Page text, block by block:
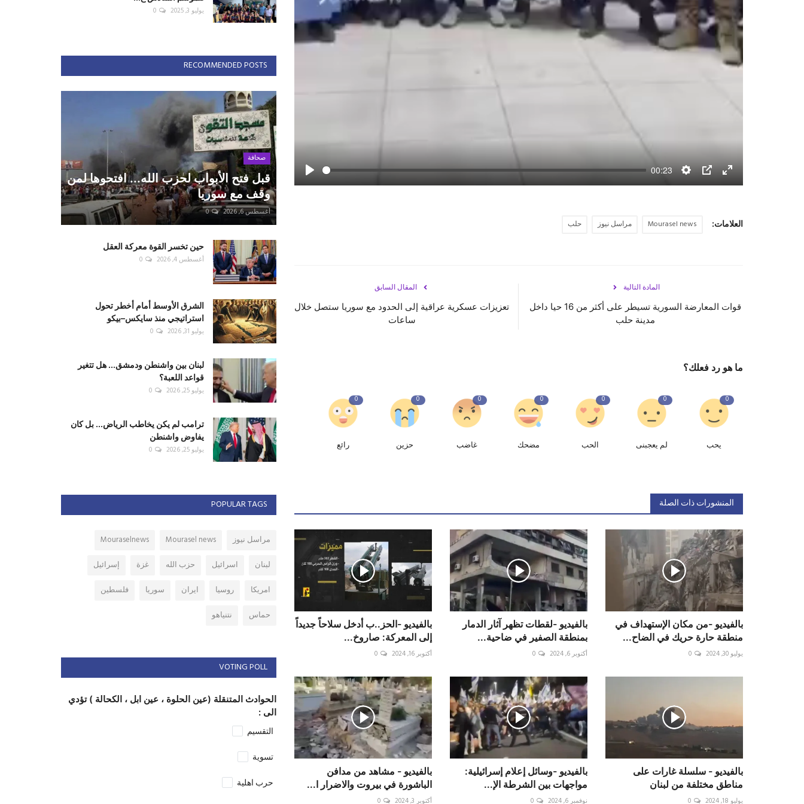
Play
00:23
Settings
PIP
العلامات: Mourasel news مراسل نيوز حلب
المقال السابق
تعزيزات عسكرية عراقية إلى الحدود مع سوريا ستصل خلال
ساعات
المادة التالية
قوات المعارضة السورية تسيطر على أكثر من 16 حيا داخل
مدينة حلب
ما هو رد فعلك؟
0
يحب
0
لم يعجبنى
0
الحب
0
مضحك
0
غاضب
0
حزين
0
رائع
المنشورات ذات الصلة
بالفيديو -من مكان الإستهداف في
منطقة حارة حريك في الضاح...
يوليو 30, 2024 0
بالفيديو -لقطات تظهر آثار الدمار
بمنطقة الصفير في ضاحية...
أكتوبر 6, 2024 0
بالفيديو -الحز..ب أدخل سلاحاً جديداً
إلى المعركة: صاروخ...
أكتوبر 16, 2024 0
بالفيديو - سلسلة غارات على
مناطق مختلفة من لبنان
يوليو 18, 2024 0
بالفيديو -وسائل إعلام إسرائيلية:
مواجهات بين الشرطة الإ...
نوفمبر 6, 2024 0
بالفيديو - ‏مشاهد من مدافن
الباشورة في بيروت والاضرار ا...
أكتوبر 3, 2024 0
يوليو 3, 2025 0
RECOMMENDED POSTS
صحافة
قبل فتح الأبواب لحزب الله... افتحوها لمن
وقف مع سوريا
أغسطس 6, 2026 0
حين تخسر القوة معركة العقل
أغسطس 4, 2026 0
الشرق الأوسط أمام أخطر تحول
استراتيجي منذ سايكس–بيكو
يوليو 31, 2026 0
لبنان بين واشنطن ودمشق... هل تتغير
قواعد اللعبة؟
يوليو 25, 2026 0
ترامب لم يكن يخاطب الرياض... بل كان
يفاوض واشنطن
يوليو 25, 2026 0
POPULAR TAGS
مراسل نيوز Mourasel news
Mouraselnews
لبنان
اسرائيل حزب الله غزة
إسرائيل
امريكا
روسيا ايران سوريا
فلسطين
حماس
نتنياهو
VOTING POLL
الحوادث المتنقلة (عين الحلوة ، عين ابل ، الكحالة ) تؤدي
الى :
التقسيم
تسوية
حرب اهلية